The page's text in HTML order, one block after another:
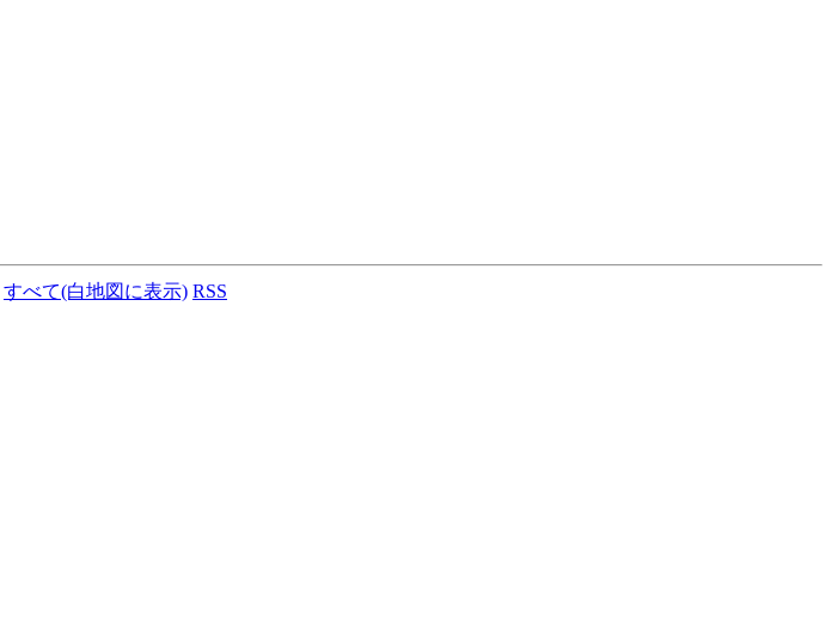
すべて(白地図に表示) RSS